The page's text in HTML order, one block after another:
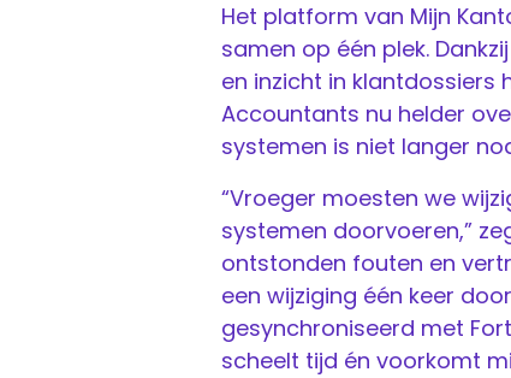
Het platform van Mijn
samen op één plek. Dankzij
en inzicht in
Accountants nu helder
systemen is niet langer
“Vroeger moesten we
systemen doorvoeren,”
ontstonden fouten en
een wijziging één keer
gesynchroniseerd met
scheelt tijd én voorkomt